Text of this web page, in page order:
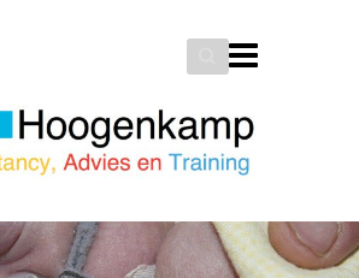
Search